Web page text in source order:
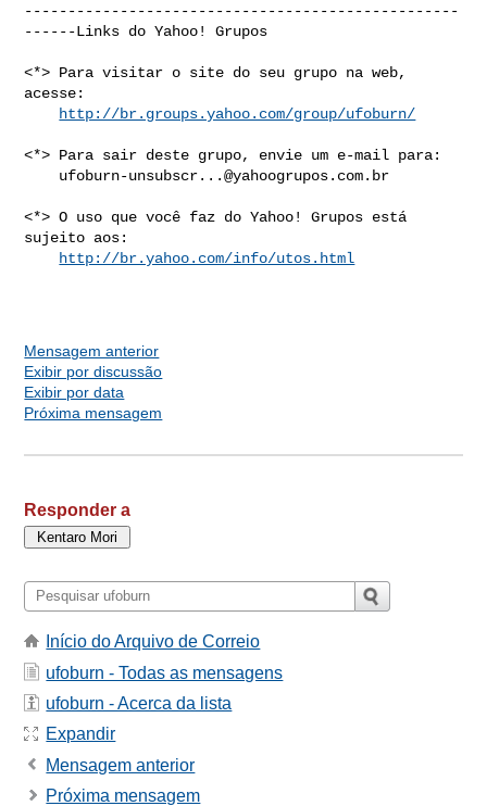
--------------------------------------------------
------Links do Yahoo! Grupos
<*> Para visitar o site do seu grupo na web,
acesse:
http://br.groups.yahoo.com/group/ufoburn/
<*> Para sair deste grupo, envie um e-mail para:
ufoburn-unsubscr...@yahoogrupos.com.br
<*> O uso que você faz do Yahoo! Grupos está
sujeito aos:
http://br.yahoo.com/info/utos.html
Mensagem anterior
Exibir por discussão
Exibir por data
Próxima mensagem
Responder a
Início do Arquivo de Correio
ufoburn - Todas as mensagens
ufoburn - Acerca da lista
Expandir
Mensagem anterior
Próxima mensagem